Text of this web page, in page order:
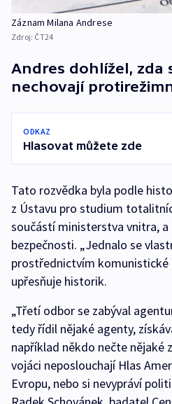
Záznam Milana Andrese
Zdroj: ČT24
Andres dohlížel, zda
nechovají
ODKAZ
Hlasovat můžete zde
Tato rozvědka byla podle
z Ústavu pro studium
součástí ministerstva vnitra,
bezpečnosti. „Jednalo se
prostřednictvím komunistické
upřesňuje historik.
„Třetí odbor se zabýval
tedy řídil nějaké agenty,
například někdo nečte nějaké
vojáci neposlouchají Hlas
Evropu, nebo si nevypráví